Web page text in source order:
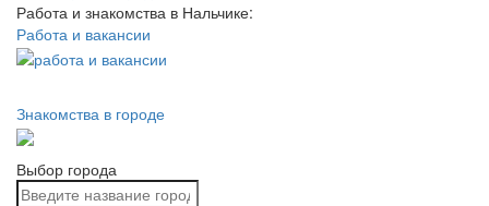
Работа и знакомства в Нальчике:
Работа и вакансии
Знакомства в городе
Выбор города